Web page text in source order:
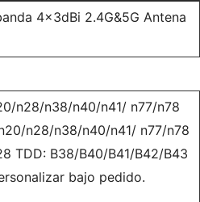
4x3dBi 2.4G&5G Antena
n28/n38/n40/n41/ n77/n78
n28/n38/n40/n41/ n77/n78
TDD: B38/B40/B41/B42/B43
bajo pedido.